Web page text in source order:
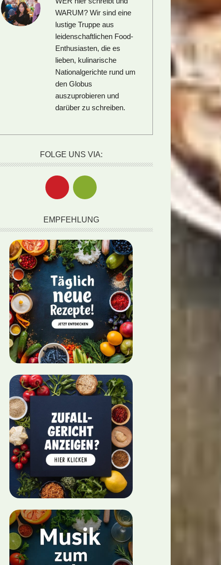
WARUM?Wir sind eine
lustige Truppe aus
leidenschaftlichen Food-
Enthusiasten, die es
lieben, kulinarische
Nationalgerichte rund um
den Globus
auszuprobieren und
darüber zu schreiben.
FOLGE UNS VIA:
EMPFEHLUNG